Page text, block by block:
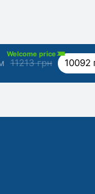
Welcome price
11213 грн 10092